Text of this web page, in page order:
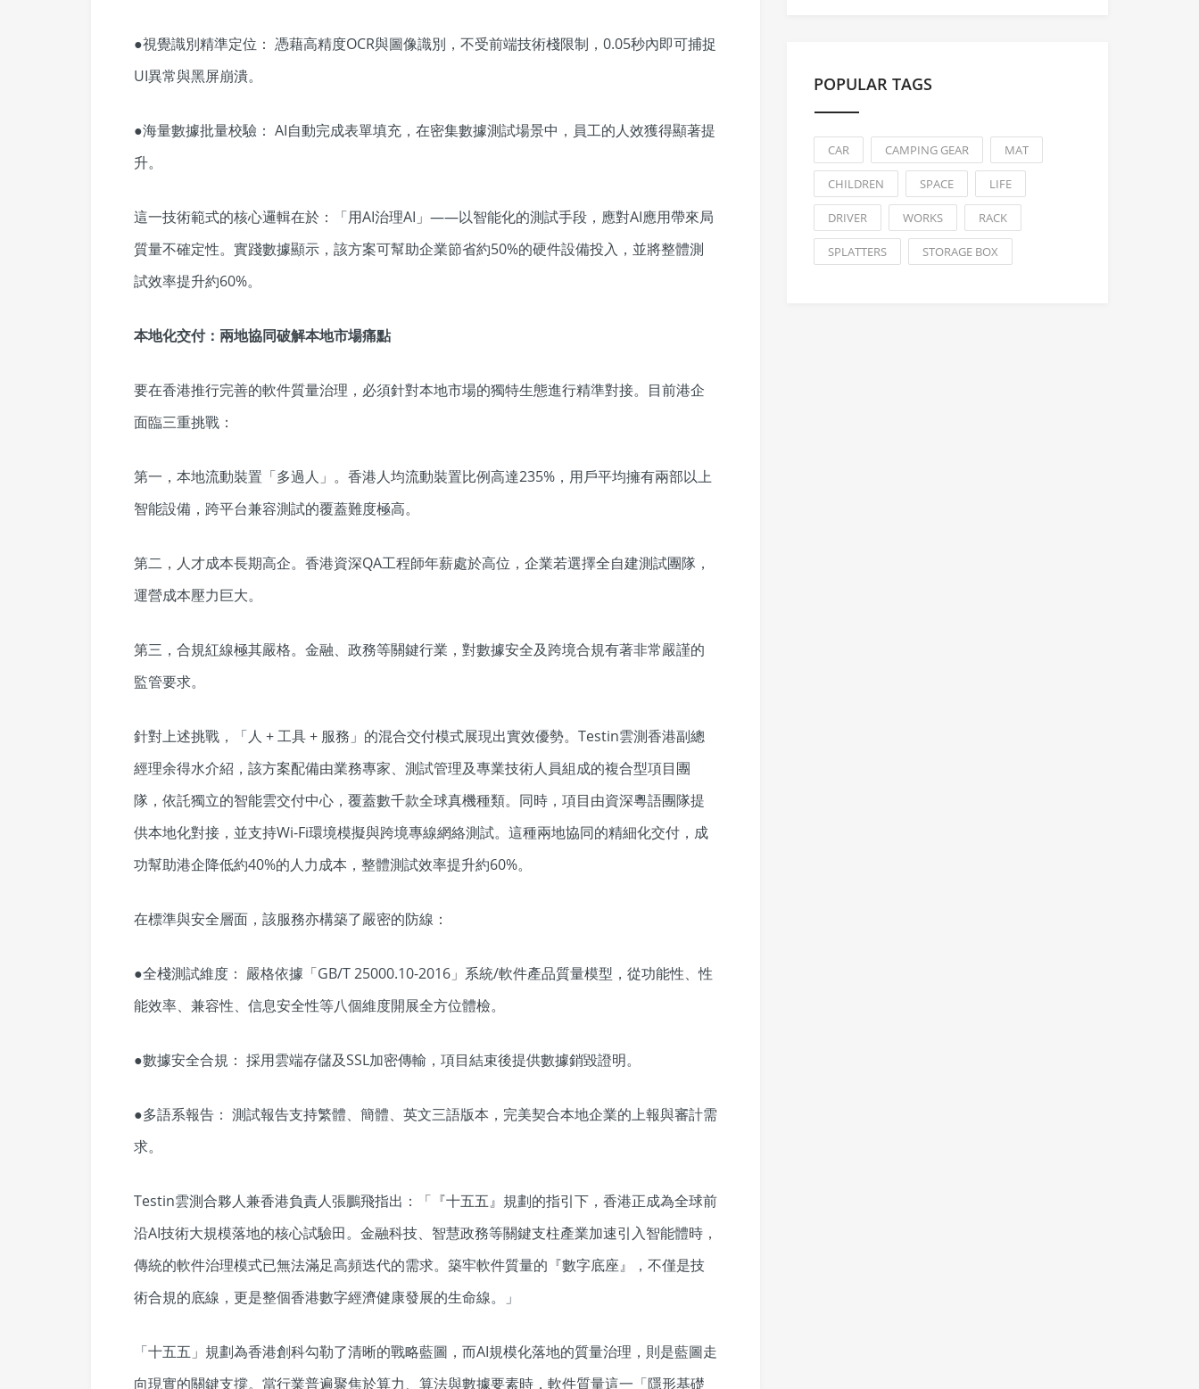
●視覺識別精準定位： 憑藉高精度OCR與圖像識別，不受前端技術棧限制，0.05秒內即可捕捉
UI異常與黑屏崩潰。
●海量數據批量校驗： AI自動完成表單填充，在密集數據測試場景中，員工的人效獲得顯著提
升。
這一技術範式的核心邏輯在於：「用AI治理AI」——以智能化的測試手段，應對AI應用帶來局
質量不確定性。實踐數據顯示，該方案可幫助企業節省約50%的硬件設備投入，並將整體測
試效率提升約60%。
本地化交付：兩地協同破解本地市場痛點
要在香港推行完善的軟件質量治理，必須針對本地市場的獨特生態進行精準對接。目前港企
面臨三重挑戰：
第一，本地流動裝置「多過人」。香港人均流動裝置比例高達235%，用戶平均擁有兩部以上
智能設備，跨平台兼容測試的覆蓋難度極高。
第二，人才成本長期高企。香港資深QA工程師年薪處於高位，企業若選擇全自建測試團隊，
運營成本壓力巨大。
第三，合規紅線極其嚴格。金融、政務等關鍵行業，對數據安全及跨境合規有著非常嚴謹的
監管要求。
針對上述挑戰，「人 + 工具 + 服務」的混合交付模式展現出實效優勢。Testin雲測香港副總
經理余得水介紹，該方案配備由業務專家、測試管理及專業技術人員組成的複合型項目團
隊，依託獨立的智能雲交付中心，覆蓋數千款全球真機種類。同時，項目由資深粵語團隊提
供本地化對接，並支持Wi-Fi環境模擬與跨境專線網絡測試。這種兩地協同的精細化交付，成
功幫助港企降低約40%的人力成本，整體測試效率提升約60%。
在標準與安全層面，該服務亦構築了嚴密的防線：
●全棧測試維度： 嚴格依據「GB/T 25000.10-2016」系統/軟件產品質量模型，從功能性、性
能效率、兼容性、信息安全性等八個維度開展全方位體檢。
●數據安全合規： 採用雲端存儲及SSL加密傳輸，項目結束後提供數據銷毀證明。
●多語系報告： 測試報告支持繁體、簡體、英文三語版本，完美契合本地企業的上報與審計需
求。
Testin雲測合夥人兼香港負責人張鵬飛指出：「『十五五』規劃的指引下，香港正成為全球前
沿AI技術大規模落地的核心試驗田。金融科技、智慧政務等關鍵支柱產業加速引入智能體時，
傳統的軟件治理模式已無法滿足高頻迭代的需求。築牢軟件質量的『數字底座』，不僅是技
術合規的底線，更是整個香港數字經濟健康發展的生命線。」
「十五五」規劃為香港創科勾勒了清晰的戰略藍圖，而AI規模化落地的質量治理，則是藍圖走
向現實的關鍵支撐。當行業普遍聚焦於算力、算法與數據要素時，軟件質量這一「隱形基礎
POPULAR TAGS
CAR CAMPING GEAR MAT
CHILDREN SPACE LIFE
DRIVER WORKS RACK
SPLATTERS STORAGE BOX